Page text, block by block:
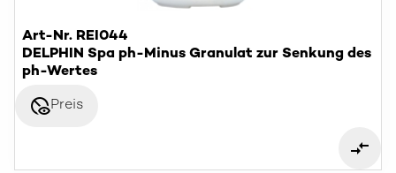
Art-Nr. REI044
DELPHIN Spa ph-Minus Granulat zur Senkung des
ph-Wertes
disabled_visiblePreis